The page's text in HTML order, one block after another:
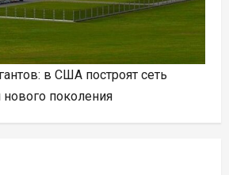
в США построят сеть
поколения